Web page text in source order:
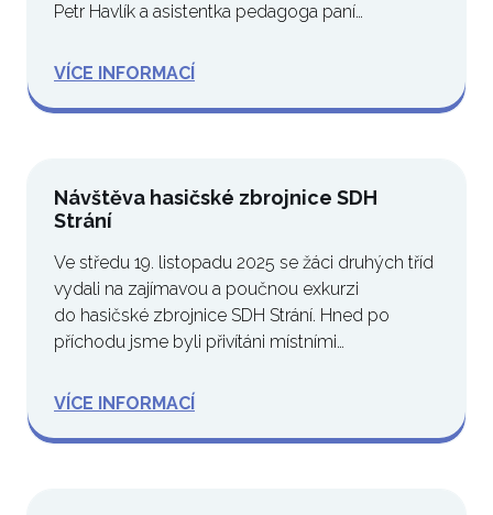
Petr Havlík a asistentka pedagoga paní…
VÍCE INFORMACÍ
Návštěva hasičské zbrojnice SDH
Strání
Ve středu 19. listopadu 2025 se žáci druhých tříd
vydali na zajímavou a poučnou exkurzi
do hasičské zbrojnice SDH Strání. Hned po
příchodu jsme byli přivítáni místními…
VÍCE INFORMACÍ